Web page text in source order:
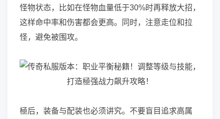
怪物状态，比如在怪物血量低于30%时再释放大招，
这样命中率和伤害都会更高。同时，注意走位和拉
怪，避免被围攻。
極后，装备与配装也必须讲究。不要盲目追求高属